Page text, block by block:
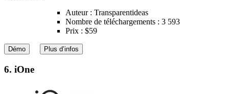
Auteur : Transparentideas
Nombre de téléchargements : 3 593
Prix : $59
Démo Plus d’infos
6. iOne